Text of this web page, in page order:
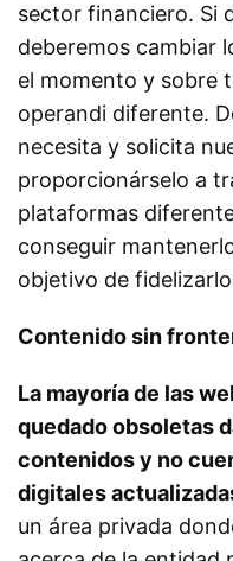
sector financiero. Si
deberemos cambiar
el momento y sobre
operandi diferente.
necesita y solicita
proporcionárselo a
plataformas
conseguir
objetivo de
Contenido sin
La mayoría de las
quedado obsoletas
contenidos y no
digitales
un área privada